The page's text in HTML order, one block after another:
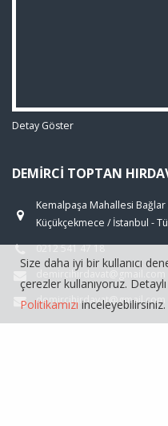
Detay Göster
DEMIRCI TOPTAN
Kemalpaşa Mahallesi
Küçükçekmece / İstanbul -
0212 541 47 18
demircihirdavat@gmail.com
demircihirdavat@gmail.com
Size daha iyi bir kullanıcı
çerezler kullanıyoruz.
Politikamızı inceleyebilirsiniz.